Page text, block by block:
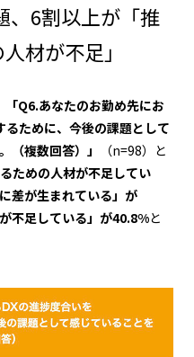
、6割以上が「推
材が不足」
「Q6.あなたのお勤め先にお
ために、今後の課題として
（複数回答）」
（n=98）と
るための人材が不足してい
差が生まれている」が
不足している」が40.8%と